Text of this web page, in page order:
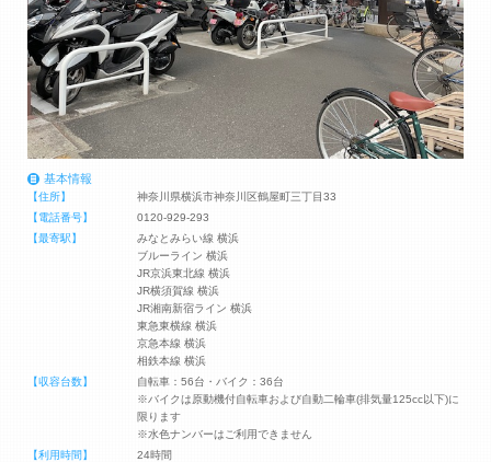
基本情報
【住所】
神奈川県横浜市神奈川区鶴屋町三丁目33
【電話番号】
0120-929-293
【最寄駅】
みなとみらい線 横浜
ブルーライン 横浜
JR京浜東北線 横浜
JR横須賀線 横浜
JR湘南新宿ライン 横浜
東急東横線 横浜
京急本線 横浜
相鉄本線 横浜
【収容台数】
自転車：56台・バイク：36台
※バイクは原動機付自転車および自動二輪車(排気量125cc以下)に
限ります
※水色ナンバーはご利用できません
【利用時間】
24時間